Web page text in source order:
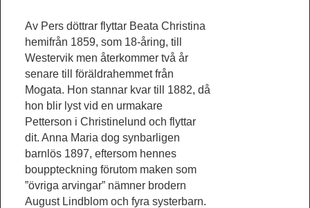
Av Pers döttrar flyttar Beata Christina
hemifrån 1859, som 18-åring, till
Westervik men återkommer två år
senare till föräldrahemmet från
Mogata. Hon stannar kvar till 1882, då
hon blir lyst vid en urmakare
Petterson i Christinelund och flyttar
dit. Anna Maria dog synbarligen
barnlös 1897, eftersom hennes
bouppteckning förutom maken som
”övriga arvingar” nämner brodern
August Lindblom och fyra systerbarn.